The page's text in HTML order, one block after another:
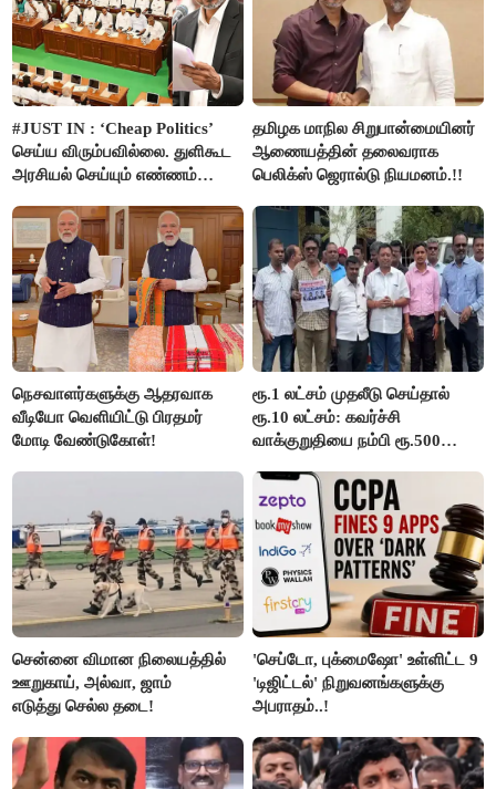
#JUST IN : ‘Cheap Politics’
செய்ய விரும்பவில்லை. துளிகூட
அரசியல் செய்யும் எண்ணம்
விஜய் பதில்!
தமிழக மாநில சிறுபான்மையினர்
ஆணையத்தின் தலைவராக
பெலிக்ஸ் ஜெரால்டு நியமனம்.!!
நெசவாளர்களுக்கு ஆதரவாக
வீடியோ வெளியிட்டு பிரதமர்
மோடி வேண்டுகோள்!
ரூ.1 லட்சம் முதலீடு செய்தால்
ரூ.10 லட்சம்: கவர்ச்சி
வாக்குறுதியை நம்பி ரூ.500
மக்கள்!
சென்னை விமான நிலையத்தில்
ஊறுகாய், அல்வா, ஜாம்
எடுத்து செல்ல தடை!
'செப்டோ, புக்மைஷோ' உள்ளிட்ட 9
'டிஜிட்டல்' நிறுவனங்களுக்கு
அபராதம்..!